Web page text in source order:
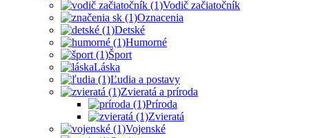
Vodič začiatočník
Oznacenia
Detské
Humorné
Šport
Láska
Ľudia a postavy
Zvieratá a príroda
Príroda
Zvieratá
Vojenské